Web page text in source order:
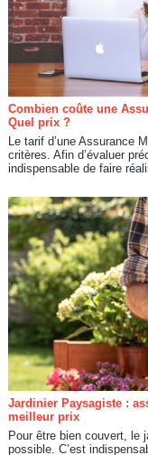
Combien coûte une
Quel prix ?
Le tarif d’une Assurance
critères. Afin d’évaluer
indispensable de faire
Jardinier Paysagiste :
meilleur prix
Pour être bien couvert, le
possible. C’est